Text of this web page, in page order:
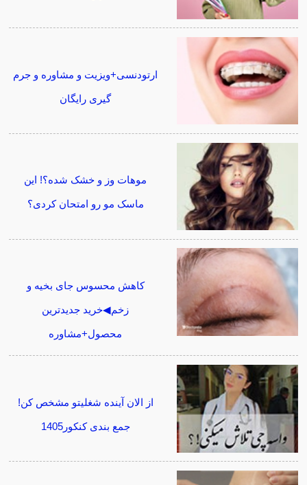
ارتودنسی+ویزیت و مشاوره و جرم
گیری رایگان
موهات وز و خشک شده؟! این
ماسک مو رو امتحان کردی؟
کاهش محسوس جای بخیه و
زخم◀خرید جدیدترین
محصول+مشاوره
از الان آینده شغلیتو مشخص کن!
جمع بندی کنکور1405